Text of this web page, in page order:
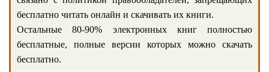
бесплатно читать онлайн и скачивать их книги.
Остальные 80-90% электронных книг полностью
бесплатные, полные версии которых можно скачать
бесплатно.